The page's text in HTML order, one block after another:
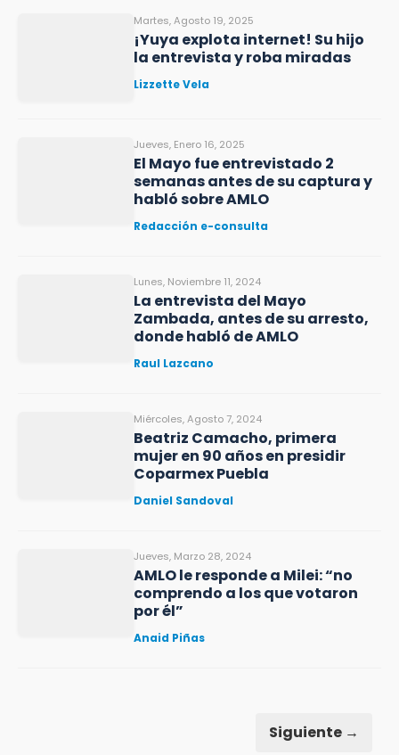
Martes, Agosto 19, 2025
¡Yuya explota internet! Su hijo
la entrevista y roba miradas
Lizzette Vela
Jueves, Enero 16, 2025
El Mayo fue entrevistado 2
semanas antes de su captura y
habló sobre AMLO
Redacción e-consulta
Lunes, Noviembre 11, 2024
La entrevista del Mayo
Zambada, antes de su arresto,
donde habló de AMLO
Raul Lazcano
Miércoles, Agosto 7, 2024
Beatriz Camacho, primera
mujer en 90 años en presidir
Coparmex Puebla
Daniel Sandoval
Jueves, Marzo 28, 2024
AMLO le responde a Milei: “no
comprendo a los que votaron
por él”
Anaid Piñas
Siguiente →